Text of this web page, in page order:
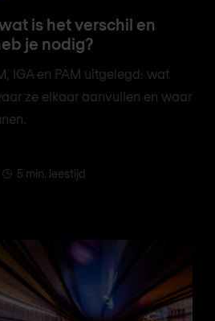
is het verschil en
je nodig?
IGA en PAM uitgelegd: wat
ze elkaar aanvullen en waar
5 min. leestijd